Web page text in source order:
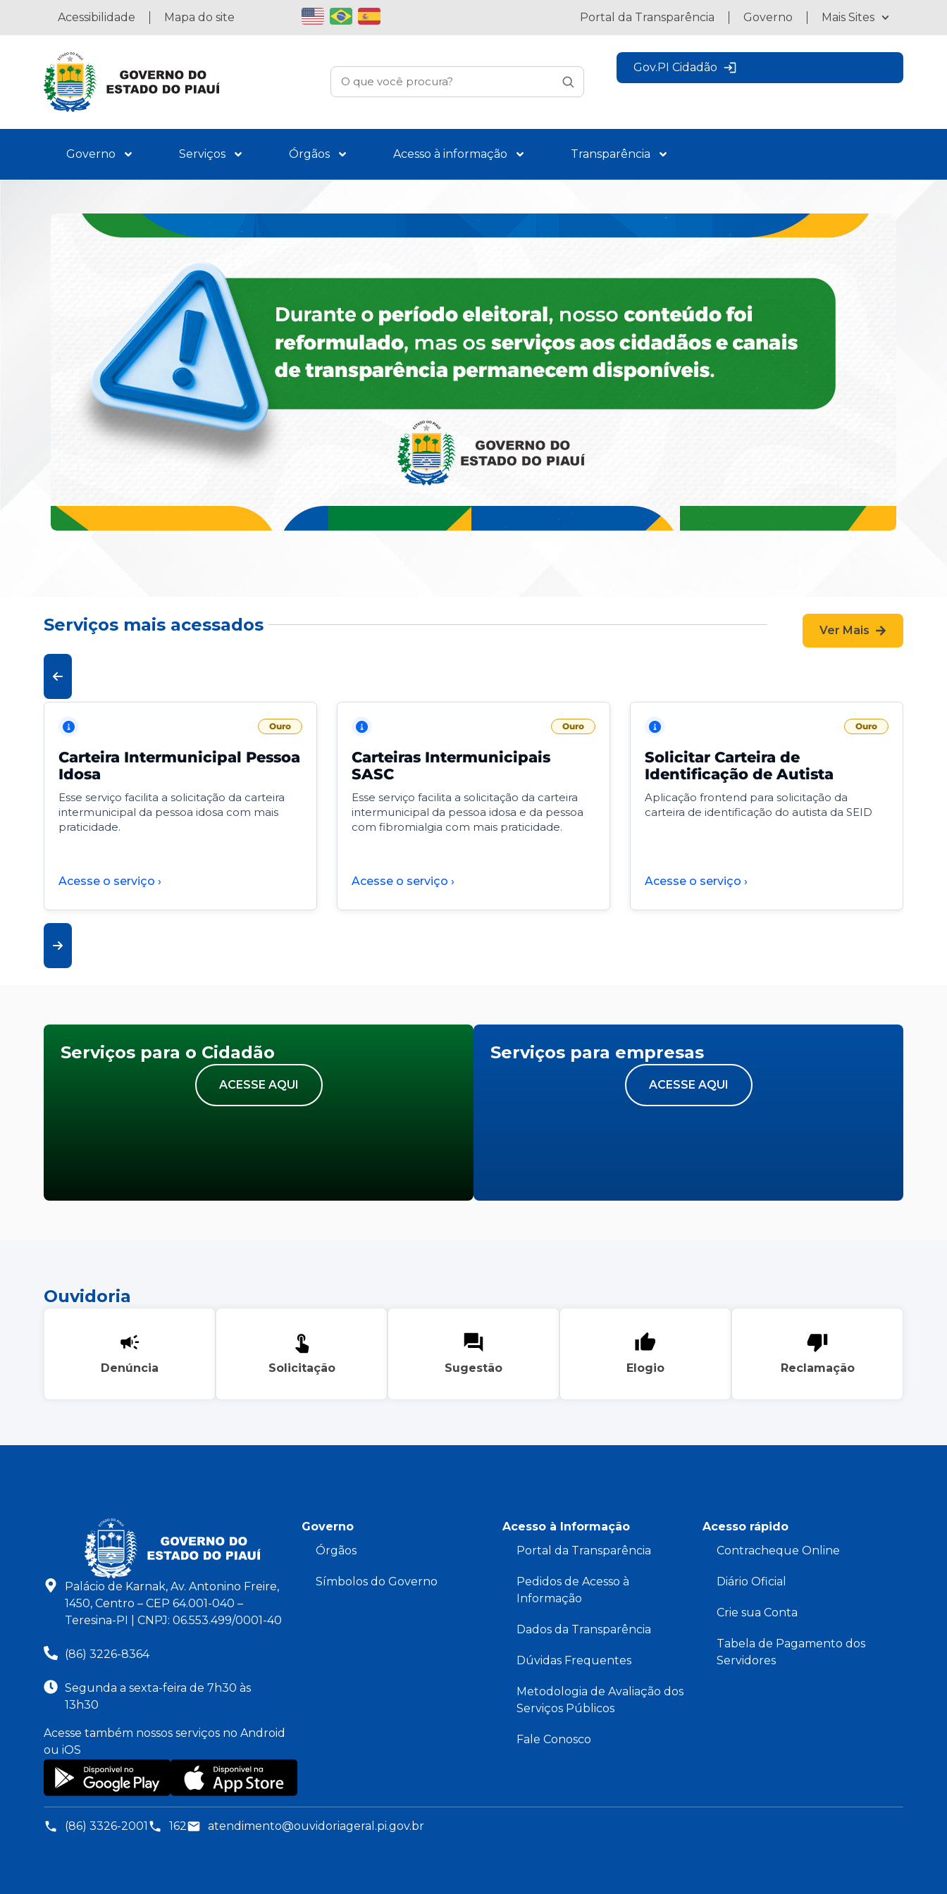
Acessibilidade Mapa do site Portal da Transparência Governo Mais Sites
Gov.PI Cidadão
Governo Serviços Órgãos Acesso à informação Transparência
Serviços mais acessados Ver Mais
Ouro
Carteira Intermunicipal Pessoa
Idosa
Esse serviço facilita a solicitação da carteira
intermunicipal da pessoa idosa com mais
praticidade.
Acesse o serviço ›
Ouro
Carteiras Intermunicipais
SASC
Esse serviço facilita a solicitação da carteira
intermunicipal da pessoa idosa e da pessoa
com fibromialgia com mais praticidade.
Acesse o serviço ›
Ouro
Solicitar Carteira de
Identificação de Autista
Aplicação frontend para solicitação da
carteira de identificação do autista da SEID
Acesse o serviço ›
Serviços para o Cidadão
ACESSE AQUI
Serviços para empresas
ACESSE AQUI
Ouvidoria
Denúncia Solicitação Sugestão Elogio Reclamação
Palácio de Karnak, Av. Antonino Freire,
1450, Centro – CEP 64.001-040 –
Teresina-PI | CNPJ: 06.553.499/0001-40
(86) 3226-8364
Segunda a sexta-feira de 7h30 às
13h30
Acesse também nossos serviços no Android
ou iOS
Governo
Órgãos
Símbolos do Governo
Acesso à Informação
Portal da Transparência
Pedidos de Acesso à
Informação
Dados da Transparência
Dúvidas Frequentes
Metodologia de Avaliação dos
Serviços Públicos
Fale Conosco
Acesso rápido
Contracheque Online
Diário Oficial
Crie sua Conta
Tabela de Pagamento dos
Servidores
(86) 3326-2001 162 atendimento@ouvidoriageral.pi.gov.br